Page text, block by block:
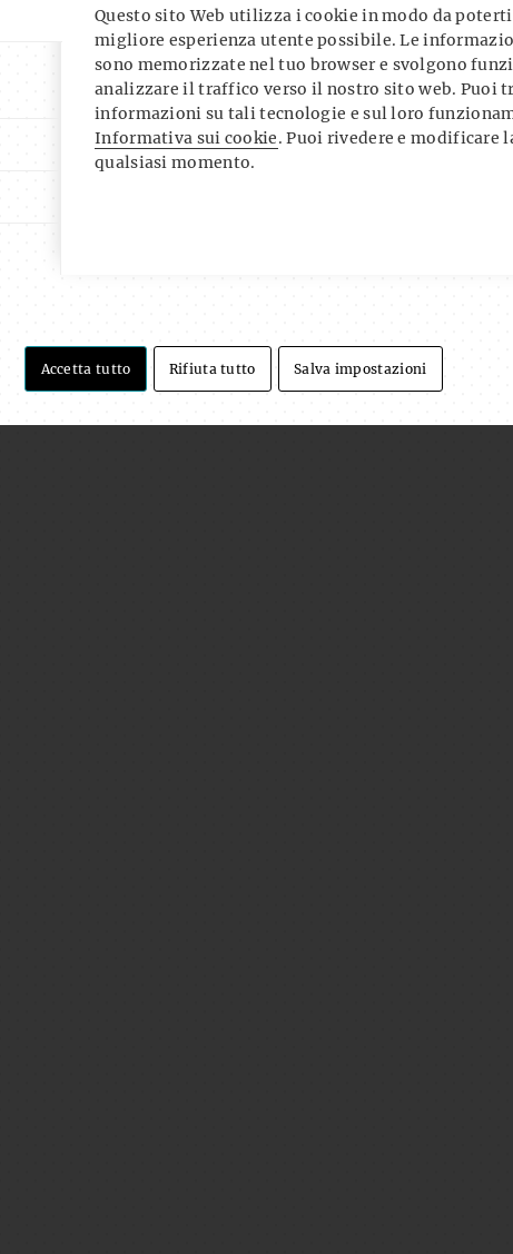
Questo sito Web utilizza i cookie in modo da
migliore esperienza utente possibile. Le
sono memorizzate nel tuo browser e svolgono
analizzare il traffico verso il nostro sito web. Puoi
informazioni su tali tecnologie e sul loro
Informativa sui cookie. Puoi rivedere e modificare
qualsiasi momento.
Accetta tutto Rifiuta tutto Salva impostazioni